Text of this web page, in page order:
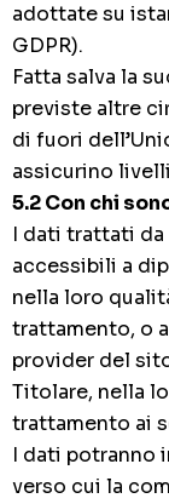
adottate su
GDPR).
Fatta salva la
previste altre
di fuori
assicurino
5.2 Con chi
I dati trattati da
accessibili a
nella loro
trattamento, o
provider del
Titolare, nella
trattamento ai
I dati potranno
verso cui la